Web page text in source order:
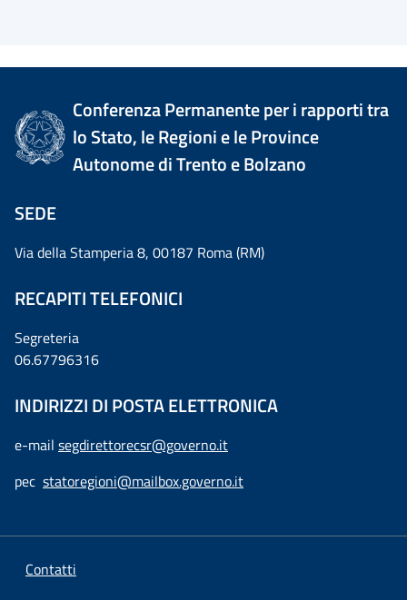
Conferenza Permanente per i rapporti tra
lo Stato, le Regioni e le Province
Autonome di Trento e Bolzano
SEDE
Via della Stamperia 8, 00187 Roma (RM)
RECAPITI TELEFONICI
Segreteria
06.67796316
INDIRIZZI DI POSTA ELETTRONICA
e-mail segdirettorecsr@governo.it
pec statoregioni@mailbox.governo.it
Contatti